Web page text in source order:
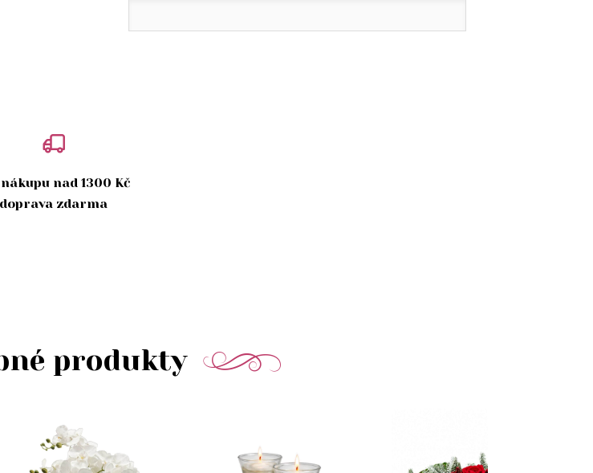
nad 1300 Kč
doprava zdarma
produkty